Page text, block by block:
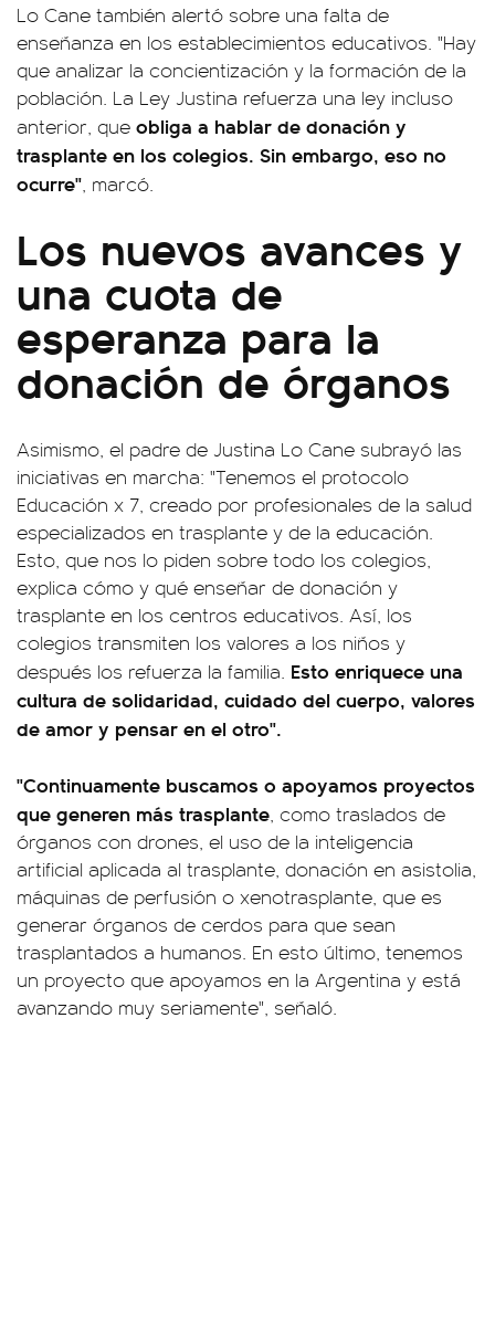
Lo Cane también alertó sobre una falta de
enseñanza en los establecimientos educativos. "Hay
que analizar la concientización y la formación de la
población. La Ley Justina refuerza una ley incluso
anterior, que obliga a hablar de donación y
trasplante en los colegios. Sin embargo, eso no
ocurre", marcó.
Los nuevos avances y
una cuota de
esperanza para la
donación de órganos
Asimismo, el padre de Justina Lo Cane subrayó las
iniciativas en marcha: "Tenemos el protocolo
Educación x 7, creado por profesionales de la salud
especializados en trasplante y de la educación.
Esto, que nos lo piden sobre todo los colegios,
explica cómo y qué enseñar de donación y
trasplante en los centros educativos. Así, los
colegios transmiten los valores a los niños y
después los refuerza la familia. Esto enriquece una
cultura de solidaridad, cuidado del cuerpo, valores
de amor y pensar en el otro".
"Continuamente buscamos o apoyamos proyectos
que generen más trasplante, como traslados de
órganos con drones, el uso de la inteligencia
artificial aplicada al trasplante, donación en asistolia,
máquinas de perfusión o xenotrasplante, que es
generar órganos de cerdos para que sean
trasplantados a humanos. En esto último, tenemos
un proyecto que apoyamos en la Argentina y está
avanzando muy seriamente", señaló.